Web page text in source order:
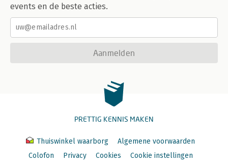
events en de beste acties.
Aanmelden
PRETTIG KENNIS MAKEN
Thuiswinkel waarborg
Algemene voorwaarden
Colofon
Privacy Cookies
Cookie instellingen